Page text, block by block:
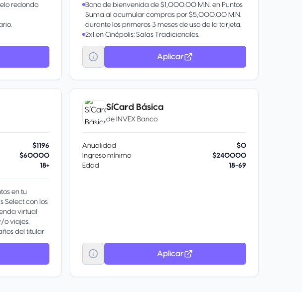
redondo
Bono de bienvenida de $1,000.00 M.N. en Puntos
Suma al acumular compras por $5,000.00 M.N.
durante los primeros 3 meses de uso de la tarjeta.
2x1 en Cinépolis: Salas Tradicionales.
Aplicar
$1196
$60000
18+
en tu
Select con los
virtual
o viajes.
del titular
Select o
pesos
SíCard Básica
de INVEX Banco
Anualidad
$0
Ingreso mínimo
$240000
Edad
18-69
Aplicar